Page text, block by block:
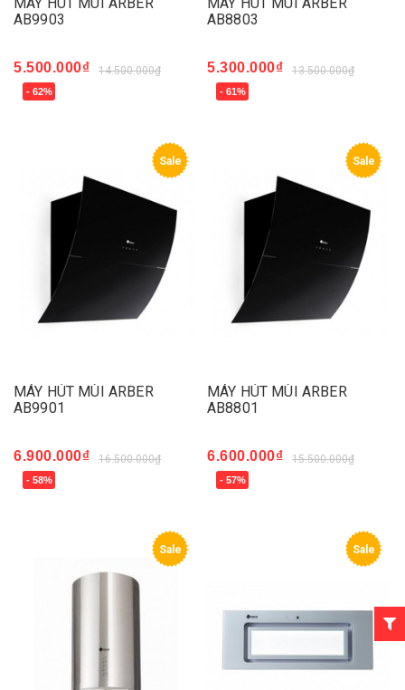
AB9903
5.500.000₫ 14.500.000₫
- 62%
AB8803
5.300.000₫ 13.500.000₫
- 61%
Sale
MÁY HÚT MÙI ARBER
AB9901
6.900.000₫ 16.500.000₫
- 58%
Sale
MÁY HÚT MÙI ARBER
AB8801
6.600.000₫ 15.500.000₫
- 57%
Sale Sale